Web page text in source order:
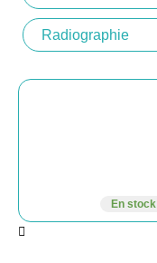
En stock